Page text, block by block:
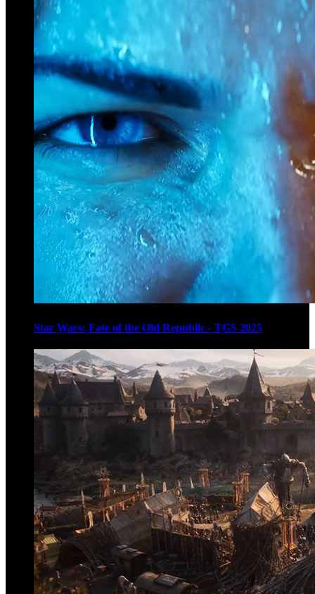
Star Wars: Fate of the Old Republic - TGS 2025